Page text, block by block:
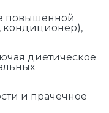
повышенной
кондиционер),
диетическое
и прачечное